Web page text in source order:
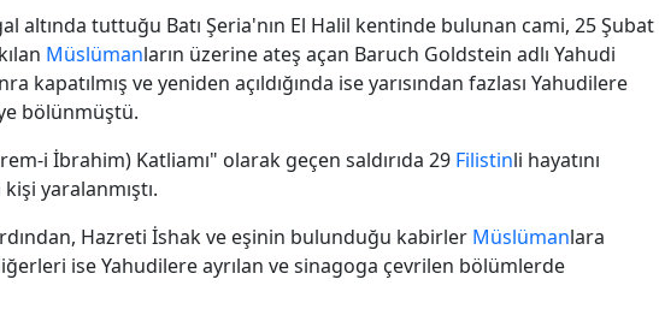
altında tuttuğu Batı Şeria'nın El Halil kentinde bulunan cami, 25 Şubat
Müslümanların üzerine ateş açan Baruch Goldstein adlı Yahudi
kapatılmış ve yeniden açıldığında ise yarısından fazlası Yahudilere
bölünmüştü.
i İbrahim) Katliamı" olarak geçen saldırıda 29 Filistinli hayatını
yaralanmıştı.
Hazreti İshak ve eşinin bulunduğu kabirler Müslümanlara
ise Yahudilere ayrılan ve sinagoga çevrilen bölümlerde